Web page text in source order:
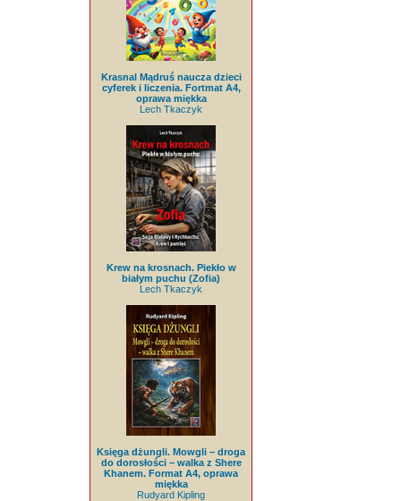
Krasnal Mądruś naucza dzieci
cyferek i liczenia. Fortmat A4,
oprawa miękka
Lech Tkaczyk
Krew na krosnach. Piekło w
białym puchu (Zofia)
Lech Tkaczyk
Księga dżungli. Mowgli – droga
do dorosłości – walka z Shere
Khanem. Format A4, oprawa
miękka
Rudyard Kipling